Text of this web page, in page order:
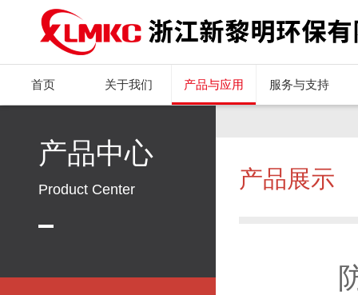
首页 关于我们 产品与应用 服务与支持
产品展示
产品中心
Product Center